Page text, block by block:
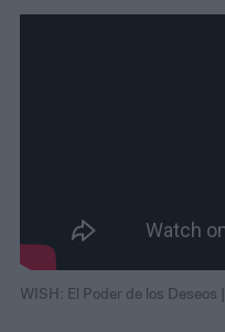
WISH: El Poder de los Deseos